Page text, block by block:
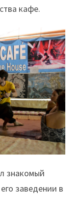
кафе.
знакомый
заведении в